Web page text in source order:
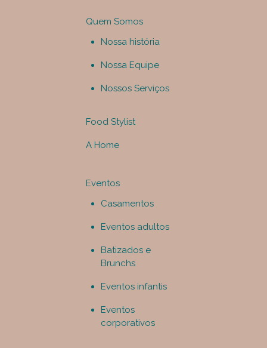
Quem Somos
Nossa história
Nossa Equipe
Nossos Serviços
Food Stylist
A Home
Eventos
Casamentos
Eventos adultos
Batizados e
Brunchs
Eventos infantis
Eventos
corporativos